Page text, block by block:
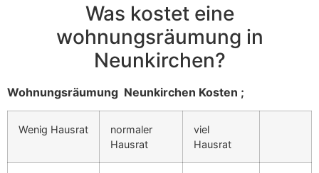
Was kostet eine
wohnungsräumung in
Neunkirchen?
Wohnungsräumung Neunkirchen Kosten ;
Wenig Hausrat
normaler
Hausrat
viel
Hausrat